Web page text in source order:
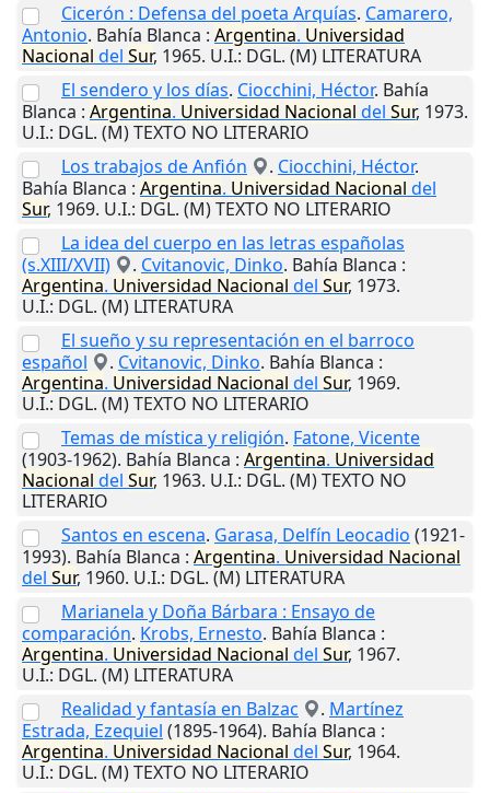
Cicerón : Defensa del poeta Arquías. Camarero,
Antonio. Bahía Blanca : Argentina. Universidad
Nacional del Sur, 1965. U.I.: DGL. (M) LITERATURA
El sendero y los días. Ciocchini, Héctor. Bahía
Blanca : Argentina. Universidad Nacional del Sur, 1973.
U.I.: DGL. (M) TEXTO NO LITERARIO
Los trabajos de Anfión
. Ciocchini, Héctor.
Bahía Blanca : Argentina. Universidad Nacional del
Sur, 1969. U.I.: DGL. (M) TEXTO NO LITERARIO
La idea del cuerpo en las letras españolas
(s.XIII/XVII)
. Cvitanovic, Dinko. Bahía Blanca :
Argentina. Universidad Nacional del Sur, 1973.
U.I.: DGL. (M) LITERATURA
El sueño y su representación en el barroco
español
. Cvitanovic, Dinko. Bahía Blanca :
Argentina. Universidad Nacional del Sur, 1969.
U.I.: DGL. (M) TEXTO NO LITERARIO
Temas de mística y religión. Fatone, Vicente
(1903-1962). Bahía Blanca : Argentina. Universidad
Nacional del Sur, 1963. U.I.: DGL. (M) TEXTO NO
LITERARIO
Santos en escena. Garasa, Delfín Leocadio (1921-
1993). Bahía Blanca : Argentina. Universidad Nacional
del Sur, 1960. U.I.: DGL. (M) LITERATURA
Marianela y Doña Bárbara : Ensayo de
comparación. Krobs, Ernesto. Bahía Blanca :
Argentina. Universidad Nacional del Sur, 1967.
U.I.: DGL. (M) LITERATURA
Realidad y fantasía en Balzac
. Martínez
Estrada, Ezequiel (1895-1964). Bahía Blanca :
Argentina. Universidad Nacional del Sur, 1964.
U.I.: DGL. (M) TEXTO NO LITERARIO